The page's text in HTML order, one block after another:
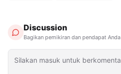
Discussion
Bagikan pemikiran dan pendapat Anda